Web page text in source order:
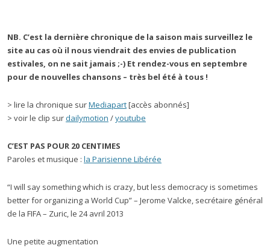
NB. C’est la dernière chronique de la saison mais surveillez le
site au cas où il nous viendrait des envies de publication
estivales, on ne sait jamais ;-) Et rendez-vous en septembre
pour de nouvelles chansons – très bel été à tous !
> lire la chronique surMediapart[accès abonnés]
> voir le clip surdailymotion /youtube
C’EST PAS POUR 20 CENTIMES
Paroles et musique : la Parisienne Libérée
“I will say something which is crazy, but less democracy is sometimes
better for organizing a World Cup” – Jerome Valcke, secrétaire général
de la FIFA – Zuric, le 24 avril 2013
Une petite augmentation